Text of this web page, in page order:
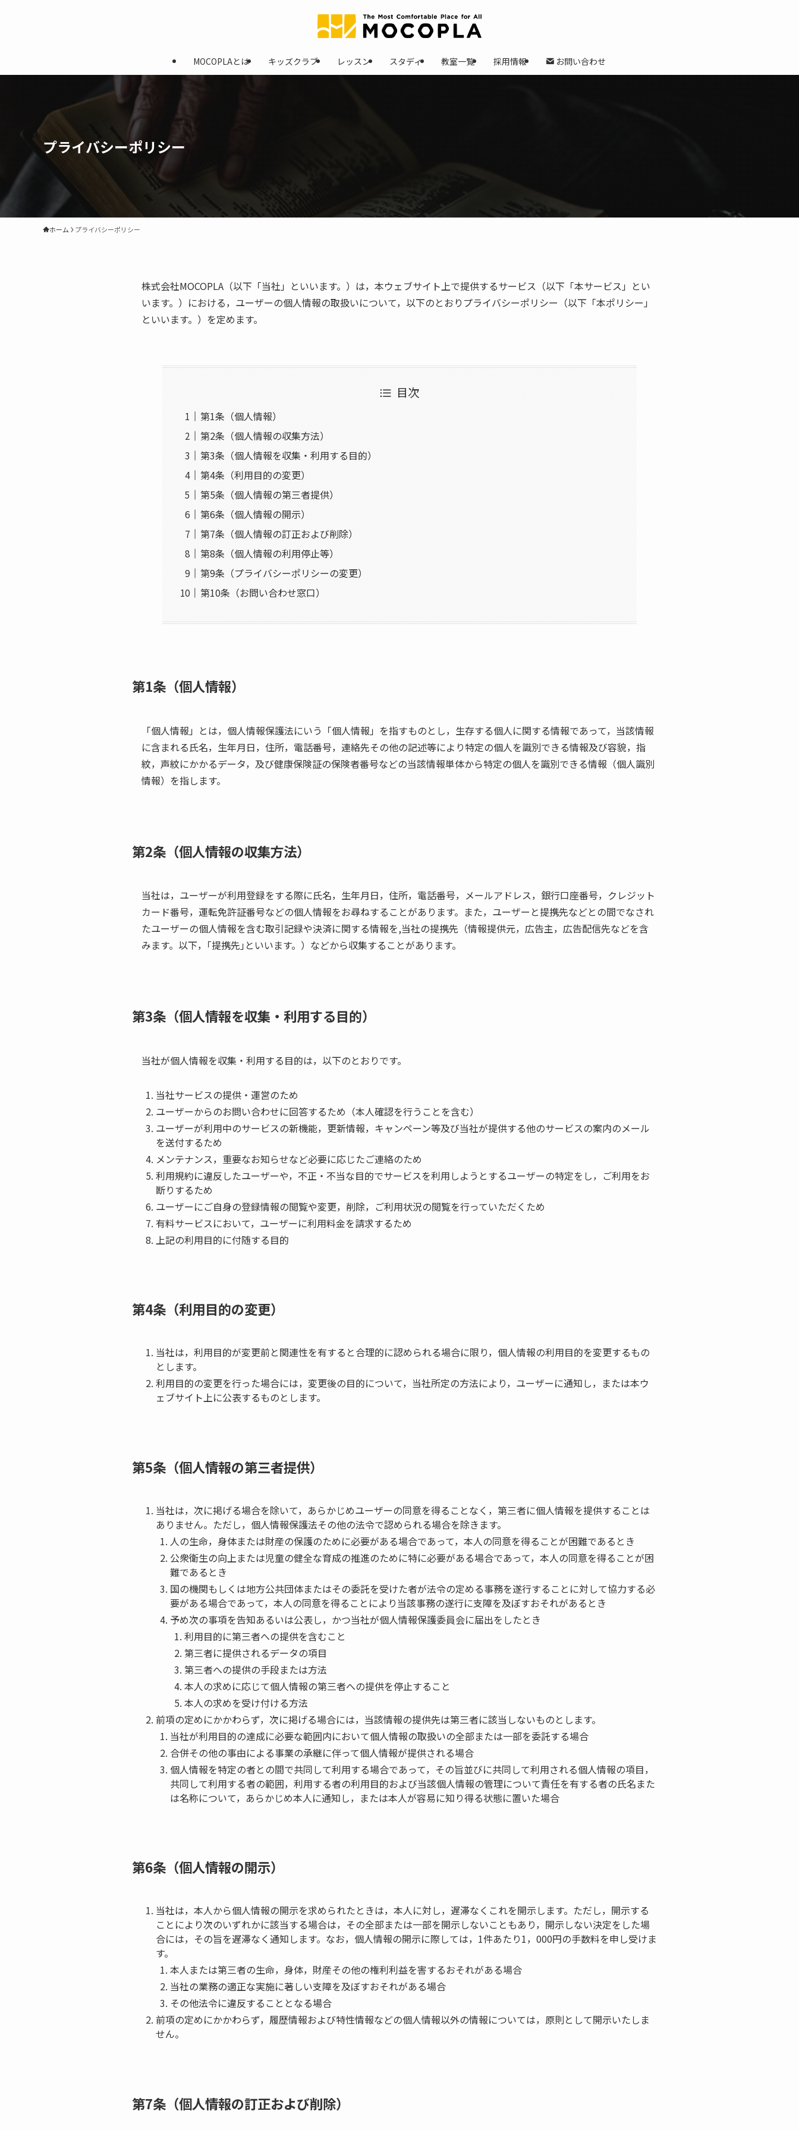
MOCOPLAとは キッズクラブ レッスン スタディ 教室一覧 採用情報 お問い合わせ
プライバシーポリシー
ホーム プライバシーポリシー
株式会社MOCOPLA（以下「当社」といいます。）は，本ウェブサイト上で提供するサービス（以下「本サービス」とい
います。）における，ユーザーの個人情報の取扱いについて，以下のとおりプライバシーポリシー（以下「本ポリシー」
といいます。）を定めます。
目次
第1条（個人情報）
第2条（個人情報の収集方法）
第3条（個人情報を収集・利用する目的）
第4条（利用目的の変更）
第5条（個人情報の第三者提供）
第6条（個人情報の開示）
第7条（個人情報の訂正および削除）
第8条（個人情報の利用停止等）
第9条（プライバシーポリシーの変更）
第10条（お問い合わせ窓口）
第1条（個人情報）
「個人情報」とは，個人情報保護法にいう「個人情報」を指すものとし，生存する個人に関する情報であって，当該情報
に含まれる氏名，生年月日，住所，電話番号，連絡先その他の記述等により特定の個人を識別できる情報及び容貌，指
紋，声紋にかかるデータ，及び健康保険証の保険者番号などの当該情報単体から特定の個人を識別できる情報（個人識別
情報）を指します。
第2条（個人情報の収集方法）
当社は，ユーザーが利用登録をする際に氏名，生年月日，住所，電話番号，メールアドレス，銀行口座番号，クレジット
カード番号，運転免許証番号などの個人情報をお尋ねすることがあります。また，ユーザーと提携先などとの間でなされ
たユーザーの個人情報を含む取引記録や決済に関する情報を,当社の提携先（情報提供元，広告主，広告配信先などを含
みます。以下，｢提携先｣といいます。）などから収集することがあります。
第3条（個人情報を収集・利用する目的）
当社が個人情報を収集・利用する目的は，以下のとおりです。
当社サービスの提供・運営のため
ユーザーからのお問い合わせに回答するため（本人確認を行うことを含む）
ユーザーが利用中のサービスの新機能，更新情報，キャンペーン等及び当社が提供する他のサービスの案内のメール
を送付するため
メンテナンス，重要なお知らせなど必要に応じたご連絡のため
利用規約に違反したユーザーや，不正・不当な目的でサービスを利用しようとするユーザーの特定をし，ご利用をお
断りするため
ユーザーにご自身の登録情報の閲覧や変更，削除，ご利用状況の閲覧を行っていただくため
有料サービスにおいて，ユーザーに利用料金を請求するため
上記の利用目的に付随する目的
第4条（利用目的の変更）
当社は，利用目的が変更前と関連性を有すると合理的に認められる場合に限り，個人情報の利用目的を変更するもの
とします。
利用目的の変更を行った場合には，変更後の目的について，当社所定の方法により，ユーザーに通知し，または本ウ
ェブサイト上に公表するものとします。
第5条（個人情報の第三者提供）
当社は，次に掲げる場合を除いて，あらかじめユーザーの同意を得ることなく，第三者に個人情報を提供することは
ありません。ただし，個人情報保護法その他の法令で認められる場合を除きます。
人の生命，身体または財産の保護のために必要がある場合であって，本人の同意を得ることが困難であるとき
公衆衛生の向上または児童の健全な育成の推進のために特に必要がある場合であって，本人の同意を得ることが困
難であるとき
国の機関もしくは地方公共団体またはその委託を受けた者が法令の定める事務を遂行することに対して協力する必
要がある場合であって，本人の同意を得ることにより当該事務の遂行に支障を及ぼすおそれがあるとき
予め次の事項を告知あるいは公表し，かつ当社が個人情報保護委員会に届出をしたとき
利用目的に第三者への提供を含むこと
第三者に提供されるデータの項目
第三者への提供の手段または方法
本人の求めに応じて個人情報の第三者への提供を停止すること
本人の求めを受け付ける方法
前項の定めにかかわらず，次に掲げる場合には，当該情報の提供先は第三者に該当しないものとします。
当社が利用目的の達成に必要な範囲内において個人情報の取扱いの全部または一部を委託する場合
合併その他の事由による事業の承継に伴って個人情報が提供される場合
個人情報を特定の者との間で共同して利用する場合であって，その旨並びに共同して利用される個人情報の項目，
共同して利用する者の範囲，利用する者の利用目的および当該個人情報の管理について責任を有する者の氏名また
は名称について，あらかじめ本人に通知し，または本人が容易に知り得る状態に置いた場合
第6条（個人情報の開示）
当社は，本人から個人情報の開示を求められたときは，本人に対し，遅滞なくこれを開示します。ただし，開示する
ことにより次のいずれかに該当する場合は，その全部または一部を開示しないこともあり，開示しない決定をした場
合には，その旨を遅滞なく通知します。なお，個人情報の開示に際しては，1件あたり1，000円の手数料を申し受けま
す。
本人または第三者の生命，身体，財産その他の権利利益を害するおそれがある場合
当社の業務の適正な実施に著しい支障を及ぼすおそれがある場合
その他法令に違反することとなる場合
前項の定めにかかわらず，履歴情報および特性情報などの個人情報以外の情報については，原則として開示いたしま
せん。
第7条（個人情報の訂正および削除）